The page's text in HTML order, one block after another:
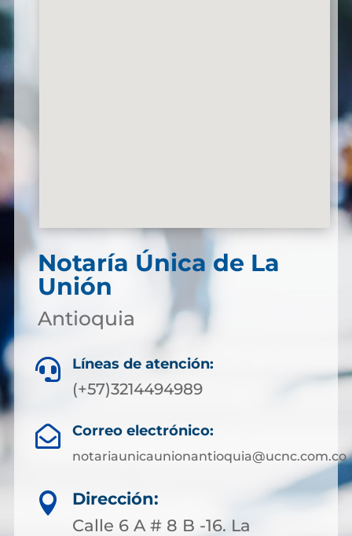
Notaría Única de La
Unión
Antioquia
 Líneas de atención:
(+57)3214494989
 Correo electrónico:
notariaunicaunionantioquia@ucnc.com.co

Dirección:
Calle 6 A # 8 B -16. La